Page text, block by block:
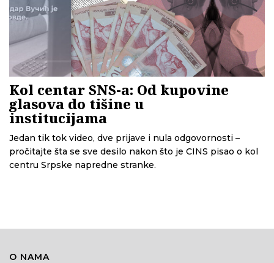
Kol centar SNS-a: Od kupovine
glasova do tišine u
institucijama
Jedan tik tok video, dve prijave i nula odgovornosti –
pročitajte šta se sve desilo nakon što je CINS pisao o kol
centru Srpske napredne stranke.
O NAMA